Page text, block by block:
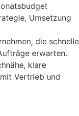
Umsetzung
die schnelle
erwarten.
klare
Vertrieb und